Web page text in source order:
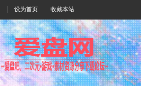
设为首页 收藏本站